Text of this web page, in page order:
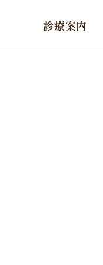
診療案内